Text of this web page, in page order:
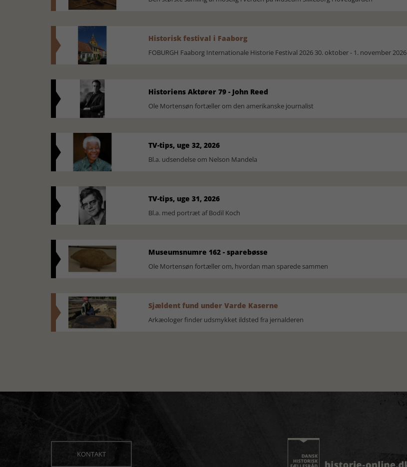
Historisk festival i Faaborg
FOBURGH Faaborg Internationale Historie Festival 2026 30. oktober - 1. november 2026
Historiens Aktører 79 - John Reed
Ole Mortensøn fortæller om den amerikanske journalist
TV-tips, uge 32, 2026
Bl.a. udsendelse om Nelson Mandela
TV-tips, uge 31, 2026
Bl.a. med portræt af Bodil Koch
Museumsnumre 162 - sparebøsse
Ole Mortensøn fortæller om, hvordan man sparede sammen
Sjældent fund under Varde Kaserne
Arkæologer finder udsmykket ildsted fra jernalderen
KONTAKT